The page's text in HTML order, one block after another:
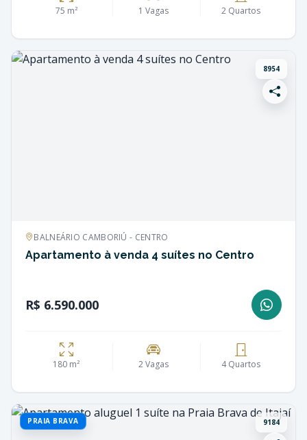
75 m² 1 Vagas 2 Quartos
8954
BALNEÁRIO CAMBORIÚ - CENTRO
Apartamento à venda 4 suítes no Centro
R$ 6.590.000
180 m² 2 Vagas 4 Quartos
PRAIA BRAVA 9184